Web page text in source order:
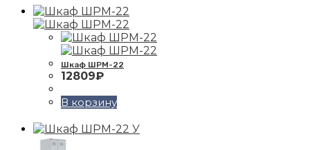
Шкаф ШРМ-22
12809₽
В корзину